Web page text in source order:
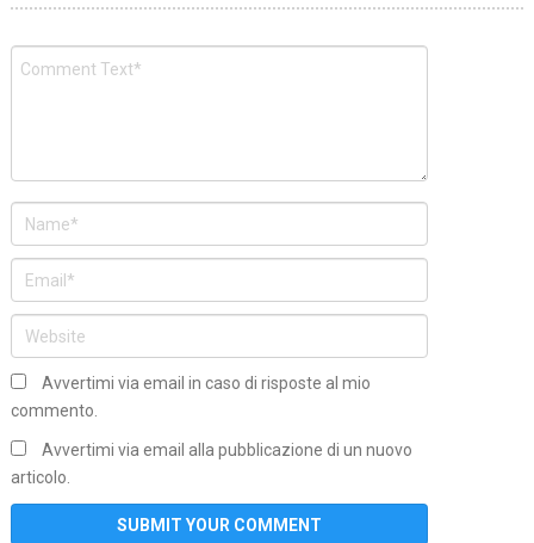
Avvertimi via email in caso di risposte al mio
commento.
Avvertimi via email alla pubblicazione di un nuovo
articolo.